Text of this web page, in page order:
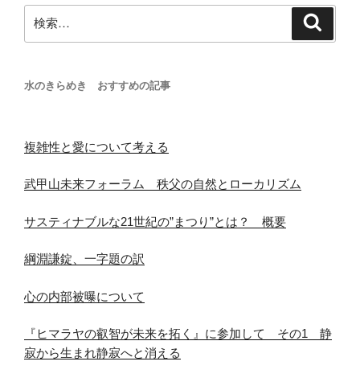
索:
水のきらめき おすすめの記事
複雑性と愛について考える
武甲山未来フォーラム 秩父の自然とローカリズム
サスティナブルな21世紀の”まつり”とは？ 概要
綱淵謙錠、一字題の訳
心の内部被曝について
『ヒマラヤの叡智が未来を拓く』に参加して その1 静
寂から生まれ静寂へと消える